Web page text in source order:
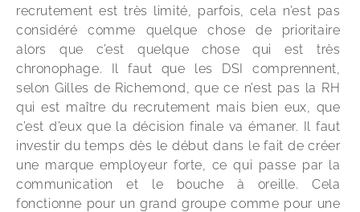
recrutement est très limité, parfois, cela n’est pas
considéré comme quelque chose de prioritaire
alors que c’est quelque chose qui est très
chronophage. Il faut que les DSI comprennent,
selon Gilles de Richemond, que ce n’est pas la RH
qui est maître du recrutement mais bien eux, que
c’est d’eux que la décision finale va émaner. Il faut
investir du temps dès le début dans le fait de créer
une marque employeur forte, ce qui passe par la
communication et le bouche à oreille. Cela
fonctionne pour un grand groupe comme pour une